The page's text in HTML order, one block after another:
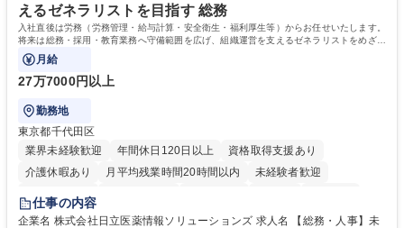
えるゼネラリストを目指す 総務
入社直後は労務（労務管理・給与計算・安全衛生・福利厚生等）からお任せいたします。
将来は総務・採用・教育業務へ守備範囲を広げ、組織運営を支えるゼネラリストをめざせ
ます。
月給
27万7000円以上
勤務地
東京都千代田区
業界未経験歓迎
年間休日120日以上
資格取得支援あり
介護休暇あり
月平均残業時間20時間以内
未経験者歓迎
住宅手当あり
育休あり
完全週休2日制 交通費支給 土日祝休み 寮・社宅あり
仕事の内容
企業名 株式会社日立医薬情報ソリューションズ 求人名 【総務・人事】未